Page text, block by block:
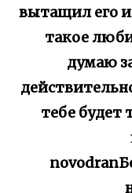
вытащил его
такое
думаю
тебе будет